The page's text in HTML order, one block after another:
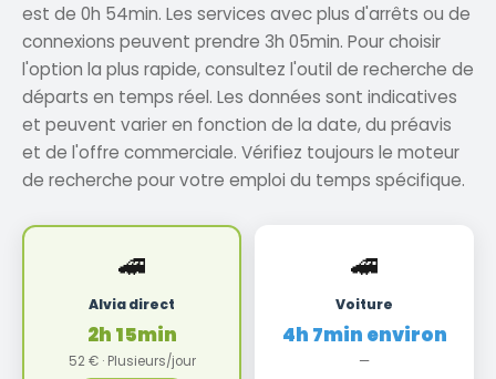
est de 0h 54min. Les services avec plus d'arrêts ou de
connexions peuvent prendre 3h 05min. Pour choisir
l'option la plus rapide, consultez l'outil de recherche de
départs en temps réel. Les données sont indicatives
et peuvent varier en fonction de la date, du préavis
et de l'offre commerciale. Vérifiez toujours le moteur
de recherche pour votre emploi du temps spécifique.
🚄
Alvia direct
2h 15min
52 € · Plusieurs/jour
🚄
Voiture
4h 7min environ
—